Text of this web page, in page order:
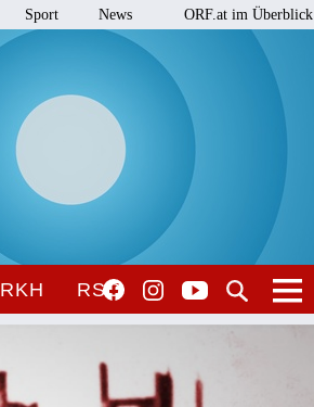
Sport News ORF.at im Überblick
RKH RSO